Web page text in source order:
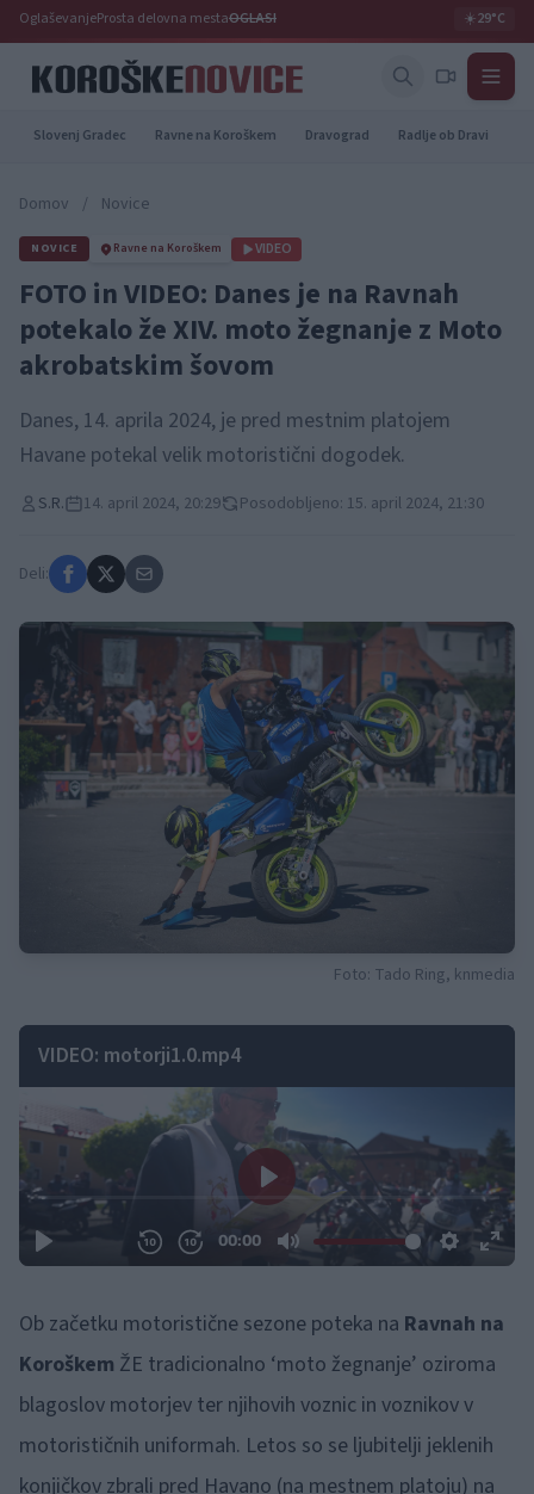
OglaševanjeProsta delovna mestaOGLASI ☀️29°C
Slovenj Gradec Ravne na Koroškem Dravograd Radlje ob Dravi
Domov / Novice
NOVICE Ravne na Koroškem VIDEO
FOTO in VIDEO: Danes je na Ravnah
potekalo že XIV. moto žegnanje z Moto
akrobatskim šovom
Danes, 14. aprila 2024, je pred mestnim platojem
Havane potekal velik motoristični dogodek.
S.R. 14. april 2024, 20:29 Posodobljeno: 15. april 2024, 21:30
Deli:
Foto: Tado Ring, knmedia
VIDEO: motorji1.0.mp4
Ob začetku motoristične sezone poteka na Ravnah na
Koroškem ŽE tradicionalno ‘moto žegnanje’ oziroma
blagoslov motorjev ter njihovih voznic in voznikov v
motorističnih uniformah. Letos so se ljubitelji jeklenih
konjičkov zbrali pred Havano (na mestnem platoju) na